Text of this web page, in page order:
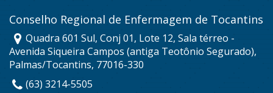
Conselho Regional de Enfermagem de Tocantins
Quadra 601 Sul, Conj 01, Lote 12, Sala térreo -
Avenida Siqueira Campos (antiga Teotônio Segurado),
Palmas/Tocantins, 77016-330
(63) 3214-5505